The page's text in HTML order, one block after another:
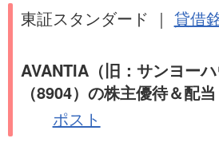
東証スタンダード ｜ 貸借
AVANTIA（旧：サンヨーハ
（8904）の株主優待＆配当
ポスト